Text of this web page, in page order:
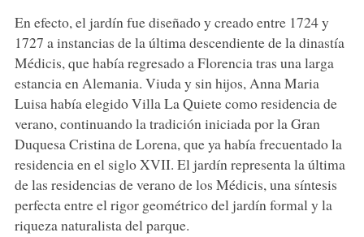
En efecto, el jardín fue diseñado y creado entre 1724 y
1727 a instancias de la última descendiente de la dinastía
Médicis, que había regresado a Florencia tras una larga
estancia en Alemania. Viuda y sin hijos, Anna Maria
Luisa había elegido Villa La Quiete como residencia de
verano, continuando la tradición iniciada por la Gran
Duquesa Cristina de Lorena, que ya había frecuentado la
residencia en el siglo XVII. El jardín representa la última
de las residencias de verano de los Médicis, una síntesis
perfecta entre el rigor geométrico del jardín formal y la
riqueza naturalista del parque.